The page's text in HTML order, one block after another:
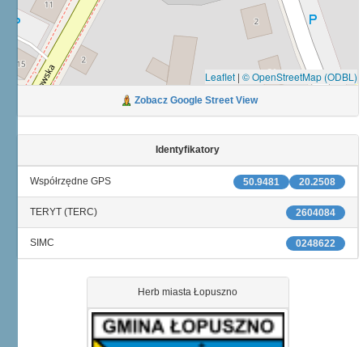
Leaflet | © OpenStreetMap (ODBL)
Zobacz Google Street View
Identyfikatory
20.2508
50.9481
Współrzędne GPS
2604084
TERYT (TERC)
0248622
SIMC
Herb miasta Łopuszno